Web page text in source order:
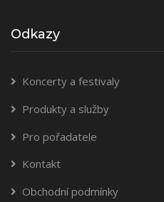
Odkazy
Koncerty a festivaly
Produkty a služby
Pro pořadatele
Kontakt
Obchodní podmínky